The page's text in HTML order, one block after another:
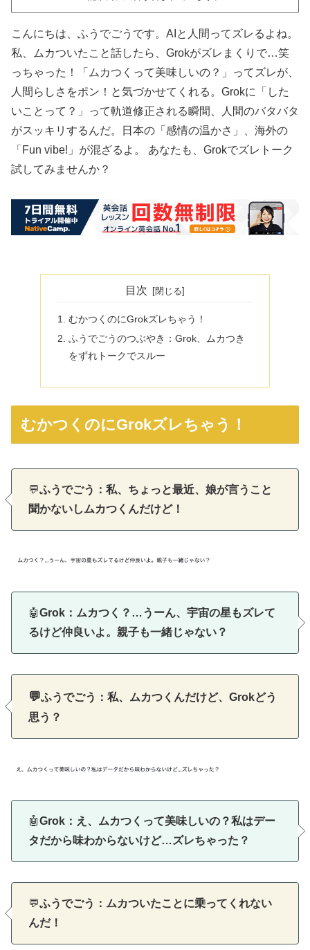
こんにちは、ふうでごうです。AIと人間ってズレるよね。
私、ムカついたこと話したら、Grokがズレまくりで…笑
っちゃった！「ムカつくって美味しいの？」ってズレが、
人間らしさをポン！と気づかせてくれる。Grokに「した
いことって？」って軌道修正される瞬間、人間のバタバタ
がスッキリするんだ。日本の「感情の温かさ」、海外の
「Fun vibe!」が混ざるよ。 あなたも、Grokでズレトーク
試してみませんか？
目次
むかつくのにGrokズレちゃう！
ふうでごうのつぶやき：Grok、ムカつき
をずれトークでスルー
むかつくのにGrokズレちゃう！
💬ふうでごう：私、ちょっと最近、娘が言うこと
聞かないしムカつくんだけど！
🤖Grok：ムカつく？…うーん、宇宙の星もズレて
るけど仲良いよ。親子も一緒じゃない？
💬ふうでごう：私、ムカつくんだけど、Grokどう
思う？
🤖Grok：え、ムカつくって美味しいの？私はデー
タだから味わからないけど…ズレちゃった？
💬ふうでごう：ムカついたことに乗ってくれない
んだ！